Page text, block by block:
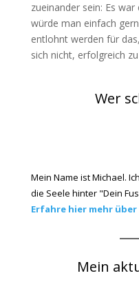
zueinander sein: Es
würde man einfach
entlohnt werden für
sich nicht, erfolgreich
Wer
Mein Name ist Michael.
die Seele hinter "Dein
Erfahre hier mehr über
Mein